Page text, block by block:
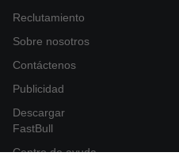
Reclutamiento
Sobre nosotros
Contáctenos
Publicidad
Descargar
FastBull
Centro de ayuda